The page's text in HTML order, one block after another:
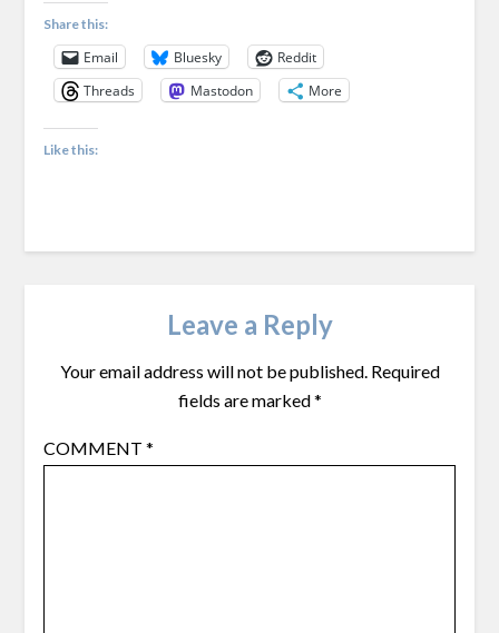
Share this:
Email Bluesky
Reddit
Threads
Mastodon More
Like this:
Leave a Reply
Your email address will not be published. Required
fields are marked*
COMMENT *